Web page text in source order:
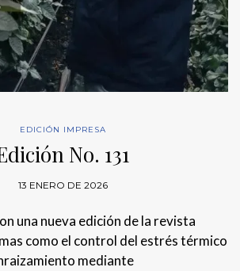
EDICIÓN IMPRESA
No. 131
13 ENERO DE 2026
una nueva edición de la revista
como el control del estrés térmico
mediante